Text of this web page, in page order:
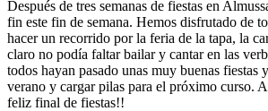
Después de tres semanas de fiestas en
fin este fin de semana. Hemos disfrutado de
hacer un recorrido por la feria de la tapa, la
claro no podía faltar bailar y cantar en las
todos hayan pasado unas muy buenas fiestas
verano y cargar pilas para el próximo curso.
feliz final de fiestas!!